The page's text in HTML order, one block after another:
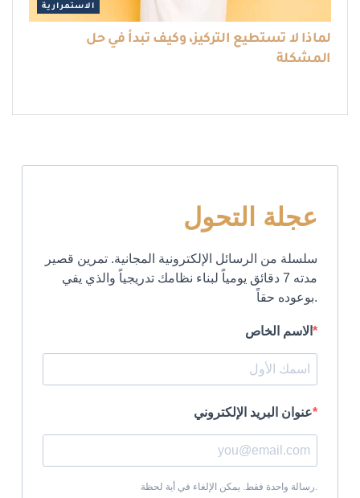
الاستمرارية
لماذا لا تستطيع التركيز، وكيف تبدأ في حل
المشكلة
عجلة التحول
سلسلة من الرسائل الإلكترونية المجانية. تمرين قصير
مدته 7 دقائق يومياً لبناء نظامك تدريجياً والذي يفي
بوعوده حقاً.
الاسم الخاص
عنوان البريد الإلكتروني